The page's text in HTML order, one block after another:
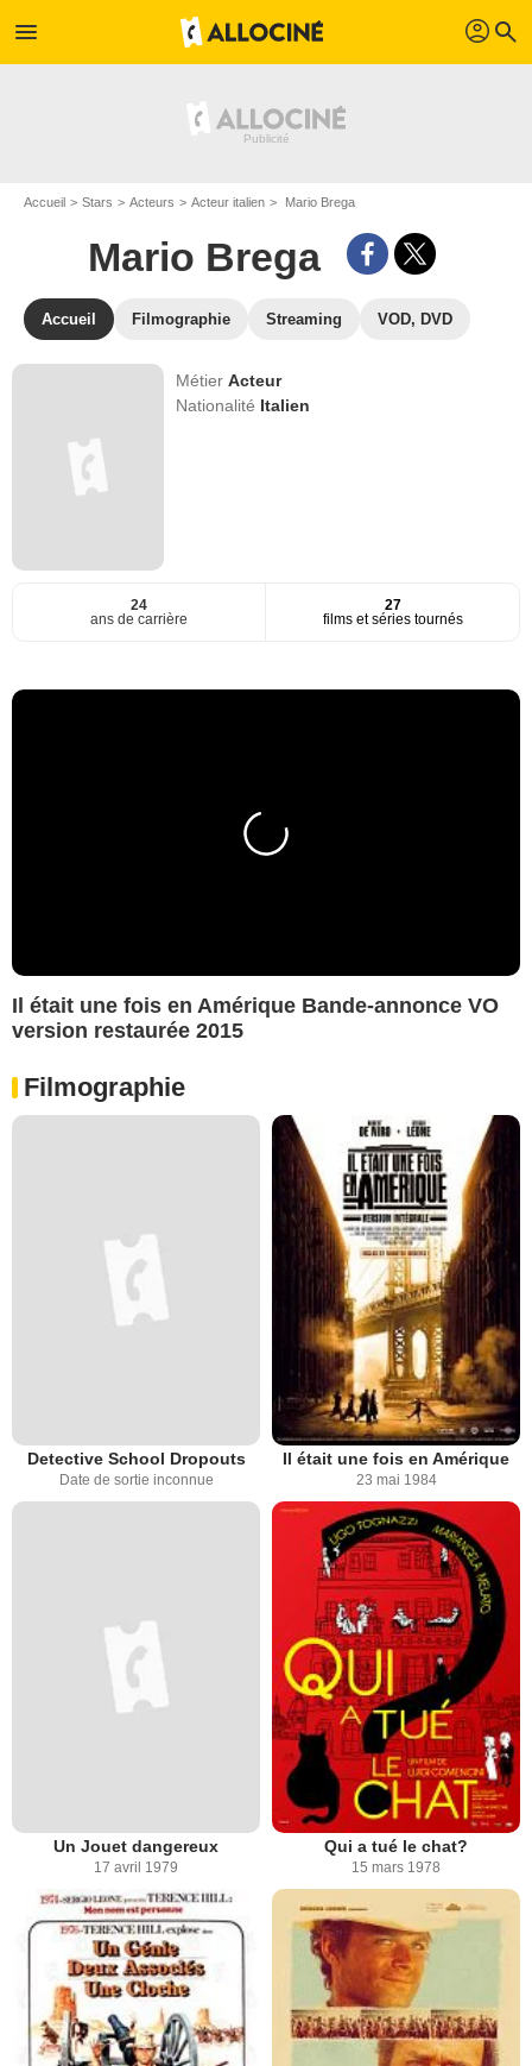
menu profil search
Accueil Stars Acteurs Acteur italien Mario Brega
Mario Brega
Accueil Filmographie Streaming VOD, DVD
MétierActeur
Nationalité Italien
24
ans de carrière
27
films et séries tournés
Il était une fois en Amérique Bande-annonce VO
version restaurée 2015
Filmographie
Detective School Dropouts
Date de sortie inconnue
Il était une fois en Amérique
23 mai 1984
Un Jouet dangereux
17 avril 1979
Qui a tué le chat?
15 mars 1978